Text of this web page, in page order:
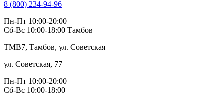
8 (800) 234-94-96
Пн-Пт 10:00-20:00
Сб-Вс 10:00-18:00 Тамбов
TMB7, Тамбов, ул. Советская
ул. Советская, 77
Пн-Пт 10:00-20:00
Сб-Вс 10:00-18:00